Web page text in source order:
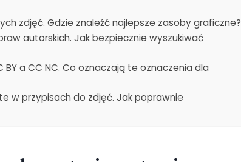
zdjęć. Gdzie znaleźć najlepsze zasoby graficzne?
autorskich. Jak bezpiecznie wyszukiwać
a CC NC. Co oznaczają te oznaczenia dla
w przypisach do zdjęć. Jak poprawnie